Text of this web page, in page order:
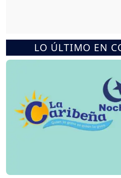
LO ÚLTIMO EN